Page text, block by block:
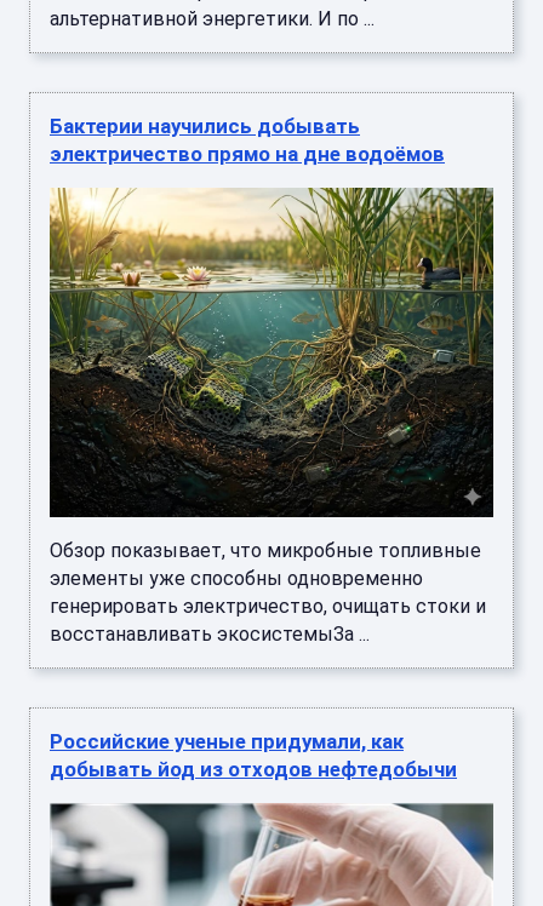
альтернативной энергетики. И по ...
Бактерии научились добывать
электричество прямо на дне водоёмов
Обзор показывает, что микробные топливные
элементы уже способны одновременно
генерировать электричество, очищать стоки и
восстанавливать экосистемыЗа ...
Российские ученые придумали, как
добывать йод из отходов нефтедобычи